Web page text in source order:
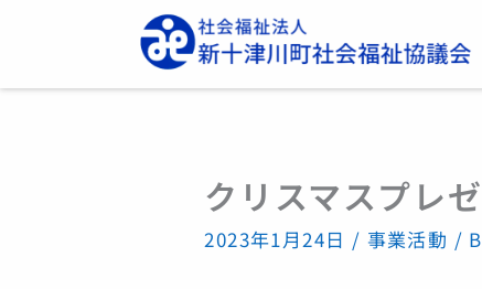
クリスマスプレ
2023年1月24日 / 事業活動 /